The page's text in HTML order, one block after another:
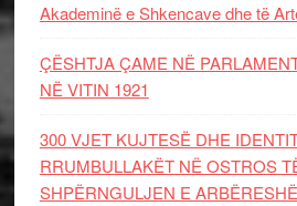
Akademinë e Shkencave dhe të
ÇËSHTJA ÇAME NË
NË VITIN 1921
300 VJET KUJTESË DHE
RRUMBULLAKËT NË OSTROS
SHPËRNGULJEN E